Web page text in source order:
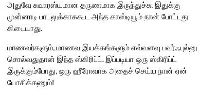
அதுவே சுவாரஸ்யமான தருணமாக இருந்துச்சு. இதுக்கு
முன்னாடி பாடலுக்காககூட அந்த காஸ்டியூம் நான் போட்டது
கிடையாது.
மாணவர்களும், மாணவ இயக்கங்களும் எவ்வளவு பவர்ஃபுல்னு
சொல்வதுதான் இந்த ஸ்கிரிப்ட். இப்படியா ஒரு ஸ்கிரிப்ட்
இருக்கும்போது, ஒரு ஹீரோவாக அதைச் செய்ய நான் ஏன்
யோசிக்கணும்!